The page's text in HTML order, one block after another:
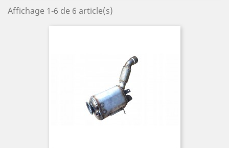
Affichage 1-6 de 6 article(s)